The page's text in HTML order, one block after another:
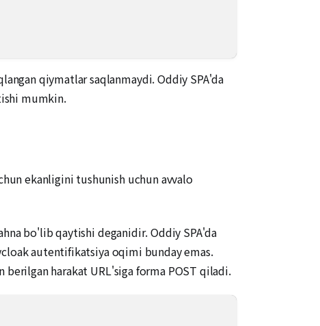
qiymatlar saqlanmaydi. Oddiy SPA'da
mumkin.
ekanligini tushunish uchun avvalo
bo'lib qaytishi deganidir. Oddiy SPA'da
autentifikatsiya oqimi bunday emas.
harakat URL'siga forma POST qiladi.